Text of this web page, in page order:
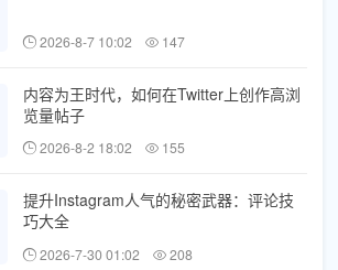
2026-8-7 10:02 147
内容为王时代，如何在Twitter上创作高浏
览量帖子
2026-8-2 18:02 155
提升Instagram人气的秘密武器：评论技
巧大全
2026-7-30 01:02 208